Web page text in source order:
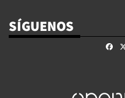
SÍGUENOS